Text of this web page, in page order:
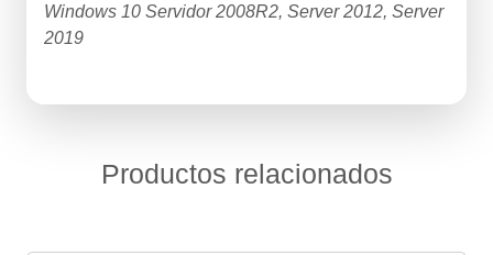
Windows 10 Servidor 2008R2, Server 2012, Server
2019
Productos relacionados